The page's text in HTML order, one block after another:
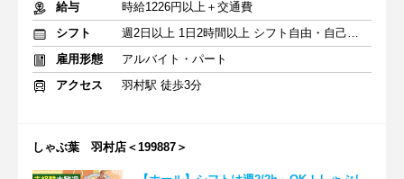
給与
時給1226円以上＋交通費
シフト
週2日以上 1日2時間以上 シフト自由・自己申告
雇用形態
アルバイト・パート
アクセス
羽村駅 徒歩3分
しゃぶ葉 羽村店＜199887＞